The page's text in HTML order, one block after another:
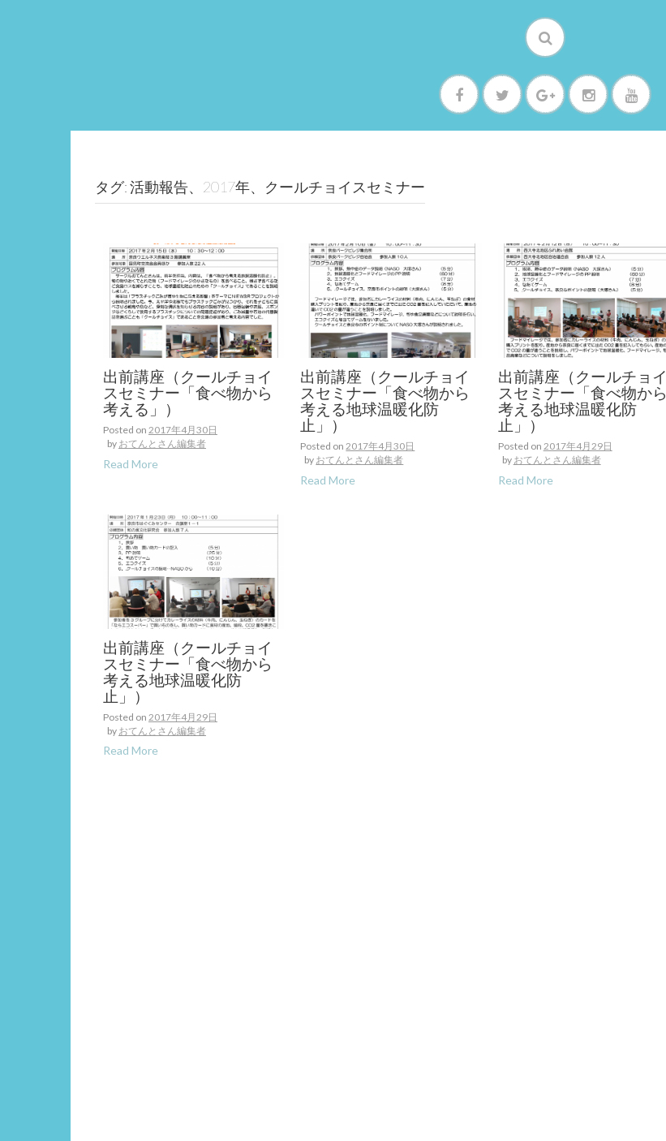
タグ: 活動報告、2017年、クールチョイスセミナー
出前講座（クールチョイ
スセミナー「食べ物から
考える」）
Posted on 2017年4月30日
by おてんとさん編集者
Read More
出前講座（クールチョイ
スセミナー「食べ物から
考える地球温暖化防
止」）
Posted on2017年4月30日
by おてんとさん編集者
Read More
出前講座（クールチョイ
スセミナー「食べ物から
考える地球温暖化防
止」）
Posted on 2017年4月29日
by おてんとさん編集者
Read More
出前講座（クールチョイ
スセミナー「食べ物から
考える地球温暖化防
止」）
Posted on 2017年4月29日
by おてんとさん編集者
Read More